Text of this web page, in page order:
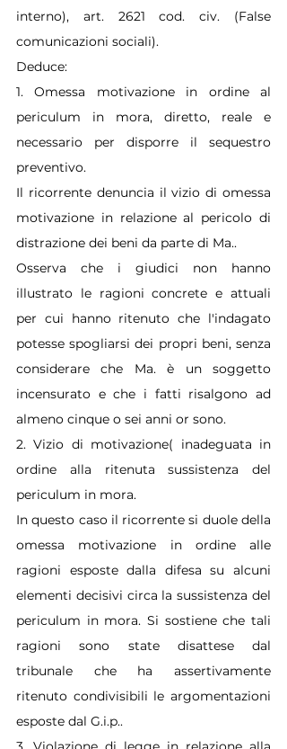
interno), art. 2621 cod. civ. (False
comunicazioni sociali).
Deduce:
1. Omessa motivazione in ordine al
periculum in mora, diretto, reale e
necessario per disporre il sequestro
preventivo.
Il ricorrente denuncia il vizio di omessa
motivazione in relazione al pericolo di
distrazione dei beni da parte di Ma..
Osserva che i giudici non hanno
illustrato le ragioni concrete e attuali
per cui hanno ritenuto che l'indagato
potesse spogliarsi dei propri beni, senza
considerare che Ma. è un soggetto
incensurato e che i fatti risalgono ad
almeno cinque o sei anni or sono.
2. Vizio di motivazione( inadeguata in
ordine alla ritenuta sussistenza del
periculum in mora.
In questo caso il ricorrente si duole della
omessa motivazione in ordine alle
ragioni esposte dalla difesa su alcuni
elementi decisivi circa la sussistenza del
periculum in mora. Si sostiene che tali
ragioni sono state disattese dal
tribunale che ha assertivamente
ritenuto condivisibili le argomentazioni
esposte dal G.i.p..